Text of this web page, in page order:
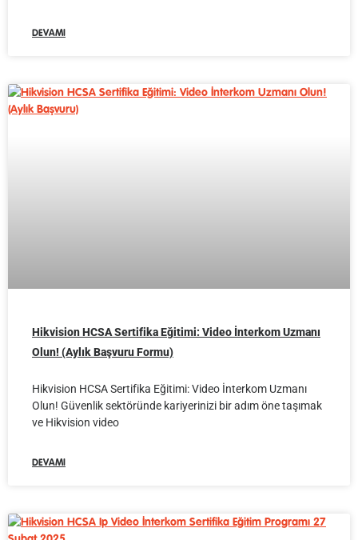
DEVAMI
Hikvision HCSA Sertifika Eğitimi: Video İnterkom Uzmanı
Olun! (Aylık Başvuru Formu)
Hikvision HCSA Sertifika Eğitimi: Video İnterkom Uzmanı
Olun! Güvenlik sektöründe kariyerinizi bir adım öne taşımak
ve Hikvision video
DEVAMI